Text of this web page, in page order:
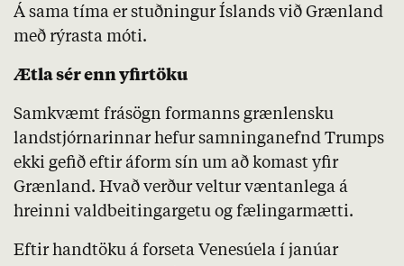
Á sama tíma er stuðningur Íslands við Grænland
með rýrasta móti.
Ætla sér enn yfirtöku
Samkvæmt frásögn formanns grænlensku
landstjórnarinnar hefur samninganefnd Trumps
ekki gefið eftir áform sín um að komast yfir
Grænland. Hvað verður veltur væntanlega á
hreinni valdbeitingargetu og fælingarmætti.
Eftir handtöku á forseta Venesúela í janúar